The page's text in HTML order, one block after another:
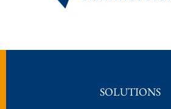
SOLUTIONS